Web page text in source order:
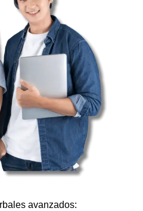
avanzados: